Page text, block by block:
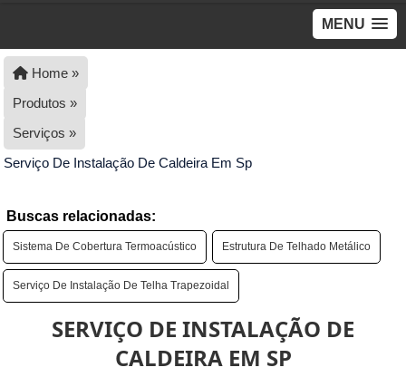
MENU
Home »
Produtos »
Serviços »
Serviço De Instalação De Caldeira Em Sp
Buscas relacionadas:
Sistema De Cobertura Termoacústico Estrutura De Telhado Metálico
Serviço De Instalação De Telha Trapezoidal
SERVIÇO DE INSTALAÇÃO DE
CALDEIRA EM SP